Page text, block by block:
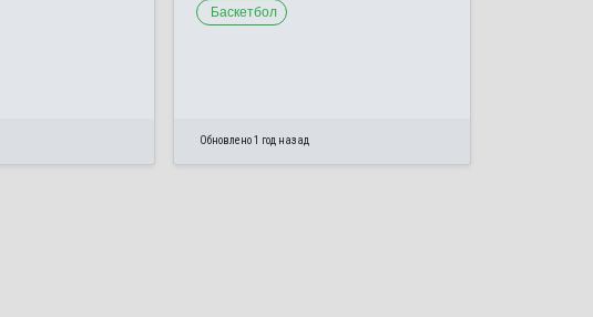
Баскетбол
Обновлено 1 год назад